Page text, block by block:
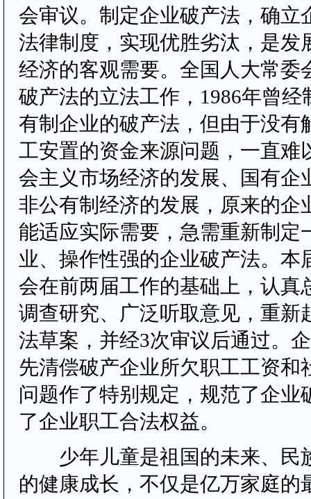
会审议。制定企业破产法，确立
法律制度，实现优胜劣汰，是发
经济的客观需要。全国人大常委
破产法的立法工作，1986年曾经
有制企业的破产法，但由于没有
工安置的资金来源问题，一直难
会主义市场经济的发展、国有企
非公有制经济的发展，原来的企
能适应实际需要，急需重新制定
业、操作性强的企业破产法。本
会在前两届工作的基础上，认真
调查研究、广泛听取意见，重新
法草案，并经3次审议后通过。
先清偿破产企业所欠职工工资和
问题作了特别规定，规范了企业
了企业职工合法权益。
少年儿童是祖国的未来、民
的健康成长，不仅是亿万家庭的